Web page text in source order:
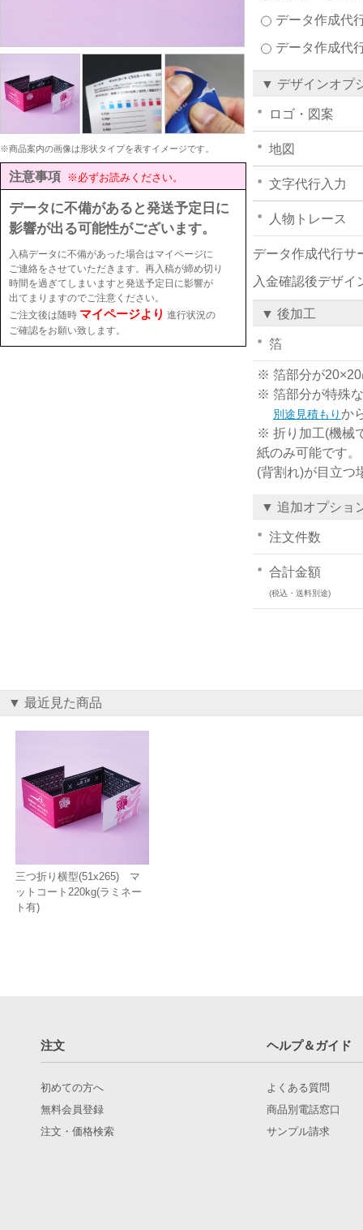
※商品案内の画像は形状タイプを表すイメージです。
注意事項 ※必ずお読みください。
データに不備があると発送予定日に
影響が出る可能性がございます。
入稿データに不備があった場合はマイページに
ご連絡をさせていただきます。再入稿が締め切り
時間を過ぎてしまいますと発送予定日に影響が
出てまりますのでご注意ください。
ご注文後は随時 マイページより 進行状況の
ご確認をお願い致します。
データ作成代
データ作成代
▼ デザインオプ
ロゴ・図案
地図
文字代行入力
人物トレース
データ作成代行サ
入金確認後デザイ
▼ 後加工
箔
※ 箔部分が20×20
※ 箔部分が特殊
別途見積もりか
※ 折り加工(機械
紙のみ可能です
(背割れ)が目立つ
▼ 追加オプショ
注文件数
合計金額
(税込・送料別途)
▼ 最近見た商品
三つ折り横型(51x265) マ
ットコート220kg(ラミネー
ト有)
注文 ヘルプ＆ガイド
初めての方へ
無料会員登録
注文・価格検索
よくある質問
商品別電話窓口
サンプル請求